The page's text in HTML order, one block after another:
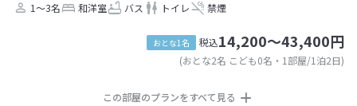
1～3名
和洋室 バス トイレ 禁煙
おとな1名 税込14,200～43,400円
(おとな2名 こども0名・1部屋/1泊2日)
この部屋のプランをすべて見る